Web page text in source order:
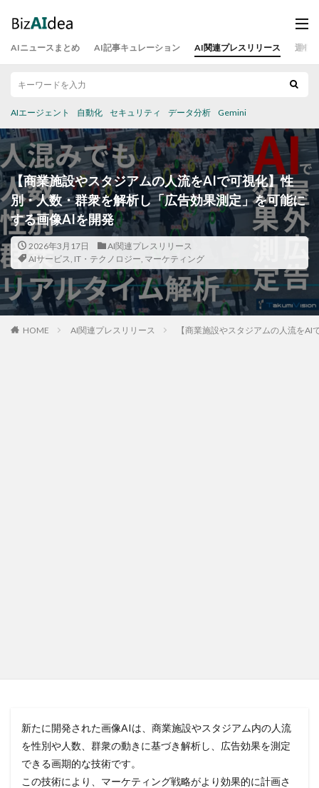
AIニュースまとめ AI記事キュレーション AI関連プレスリリース 運営
AIエージェント 自動化 セキュリティ データ分析 Gemini
【商業施設やスタジアムの人流をAIで可視化】性
別・人数・群衆を解析し「広告効果測定」を可能に
する画像AIを開発
2026年3月17日
AI関連プレスリリース
AIサービス, IT・テクノロジー, マーケティング
HOME AI関連プレスリリース 【商業施設やスタジアムの人流を
新たに開発された画像AIは、商業施設やスタジアム内の人流
を性別や人数、群衆の動きに基づき解析し、広告効果を測定
できる画期的な技術です。
この技術により、マーケティング戦略がより効果的に計画さ